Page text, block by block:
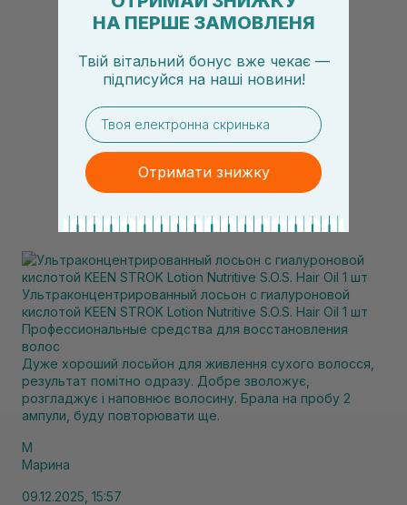
Ультраконцентрированный лосьон с гиалуроновой
кислотой KEEN STROK Lotion Nutritive S.O.S. Hair Oil 1 шт
Профессиональные средства для восстановления
волос
Дуже хороший лосьйон для живлення сухого волосся,
результат помітно одразу. Добре зволожує,
розгладжує і наповнює волосину. Брала на пробу 2
ампули, буду повторювати ще.
М
Марина
09.12.2025, 15:57
НА ПЕРШЕ ЗАМОВЛЕНЯ
Твій вітальний бонус вже чекає —
підписуйся на наші новини!
email
Отримати знижку